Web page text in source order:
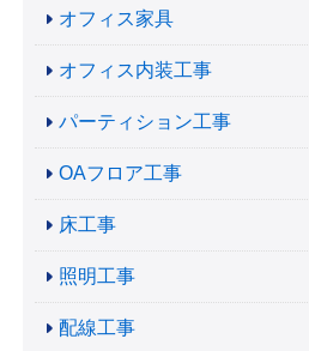
オフィス家具
オフィス内装工事
パーティション工事
OAフロア工事
床工事
照明工事
配線工事